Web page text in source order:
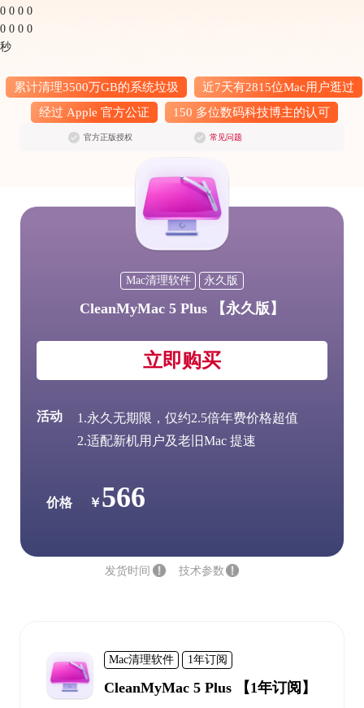
0 0 0 0
0 0 0 0
秒
累计清理3500万GB的系统垃圾
近7天有2815位Mac用户逛过
经过 Apple 官方公证
150 多位数码科技博主的认可
官方正版授权 常见问题
Mac清理软件 1年订阅
CleanMyMac 5 Plus 【1年订阅】
Mac清理软件 永久版
CleanMyMac 5 Plus 【永久版】
立即购买
活动
1.永久无期限，仅约2.5倍年费价格超值
2.适配新机用户及老旧Mac 提速
价格 ￥566
发货时间 技术参数